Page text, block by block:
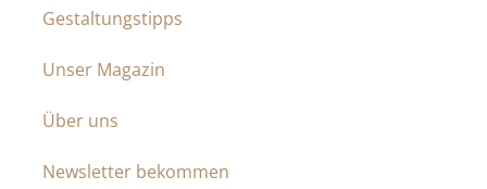
Gestaltungstipps
Unser Magazin
Über uns
Newsletter bekommen